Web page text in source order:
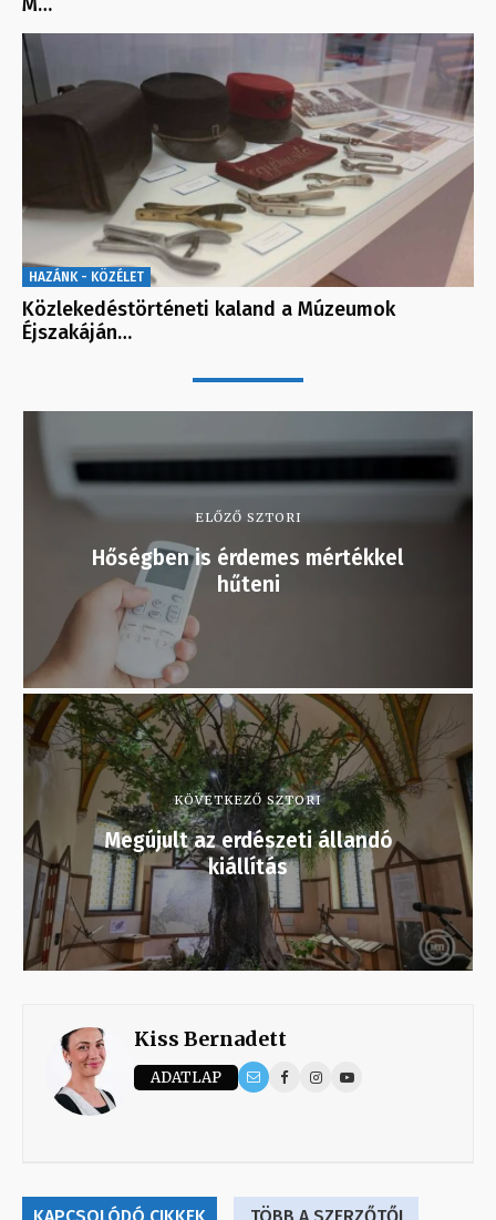
HAZÁNK - KÖZÉLET
Közlekedéstörténeti kaland a Múzeumok
Éjszakáján…
ELŐZŐ SZTORI
Hőségben is érdemes mértékkel
hűteni
KÖVETKEZŐ SZTORI
Megújult az erdészeti állandó
kiállítás
Kiss Bernadett
ADATLAP